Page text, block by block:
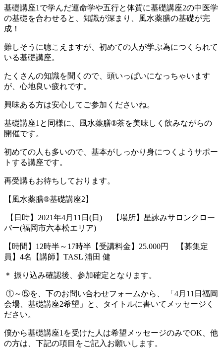
基礎講座1 で学んだ運命学や五行と体質に基礎講座2の中医学
の基礎を合わせると、 知識が深まり、風水薬膳の基礎が完
成！
難しそうに聴こえますが、初めての人が学ぶ為につくられて
いる基礎講座。
たくさんの知識を聞くので、頭いっぱいになっちゃいます
が、心地良い疲れです。
興味ある方は安心してご参加くださいね。
基礎講座1 と同様に、風水薬膳®︎茶を美味しく飲みながらの
開催です。
初めての人も多いので、基本がしっかり 身につくようサポー
トする講座です。
再受講もお待ちしております。
【風水薬膳®基礎講座2 】
【日時】 2021年4月 11 日 (日 )
【場所】星詠みサロンクロー
バー(福岡市六本松エリア)
【時間】 12時半～ 17時半【受講料金】 25.000円
【募集定
員】 4名【講師】 TASL 浦田 健
＊ 振り込み確認後、参加確定となります。
①～⑤を、下のお問い合わせフォームから、 「 4月 11 日福岡
会場、基礎講座2希望」と、
タイトルに書いてメッセージく
ださい。
僕から基礎講座1 を受けた人は希望 メッセージのみでOK 、他
の方は、 下記の項目をご記入お願いします。